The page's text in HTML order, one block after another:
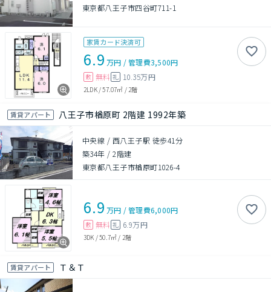
東京都八王子市四谷町711-1
家賃カード決済可
6.9 万円 /管理費3,500円
敷 無料 礼 10.35万円
2LDK/57.07㎡ /2階
賃貸アパート 八王子市楢原町 2階建 1992年築
中央線 / 西八王子駅 徒歩41分
築34年 /2階建
東京都八王子市楢原町1026-4
6.9 万円 /管理費6,000円
敷 無料 礼 6.9万円
3DK /50.7㎡ / 2階
賃貸アパート Ｔ＆Ｔ